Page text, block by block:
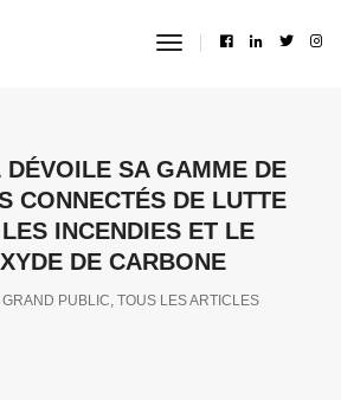
toggle
DÉVOILE SA GAMME DE
CONNECTÉS DE LUTTE
INCENDIES ET LE
DE CARBONE
GRAND PUBLIC, TOUS LES ARTICLES